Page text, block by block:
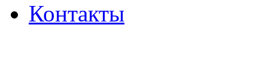
Контакты